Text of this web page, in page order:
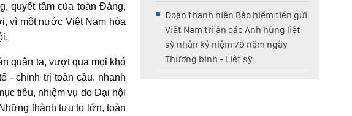
quyết tâm của toàn Đảng,
vì một nước Việt Nam hòa
quân ta, vượt qua mọi khó
- chính trị toàn cầu, nhanh
tiêu, nhiệm vụ do Đại hội
thành tựu to lớn, toàn
Đoàn thanh niên Bảo hiểm tiền gửi
Việt Nam tri ân các Anh hùng liệt
sỹ nhân kỷ niệm 79 năm ngày
Thương binh - Liệt sỹ